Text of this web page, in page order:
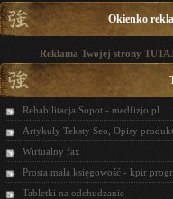
Okienko
Reklama Twojej strony
Rehabilitacja Sopot - medfizjo.pl
Artykuły Teksty Seo, Opisy
Wirtualny fax
Prosta mała księgowość - kpir
Tabletki na odchudzanie